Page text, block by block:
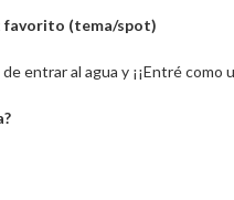
favorito (tema/spot)
entrar al agua y ¡¡Entré como